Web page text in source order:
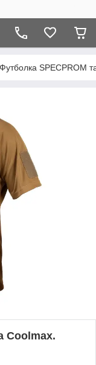
Футболка SPECPROM
Coolmax.